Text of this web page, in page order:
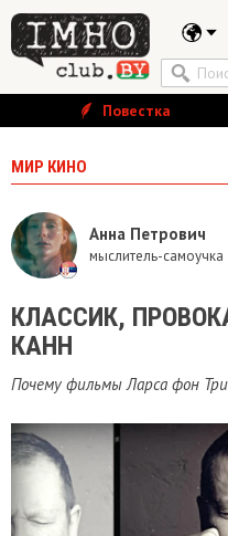
Повестка
МИР КИНО
Анна Петрович
мыслитель-самоучка
​КЛАССИК,
КАНН
Почему фильмы Ларса фон